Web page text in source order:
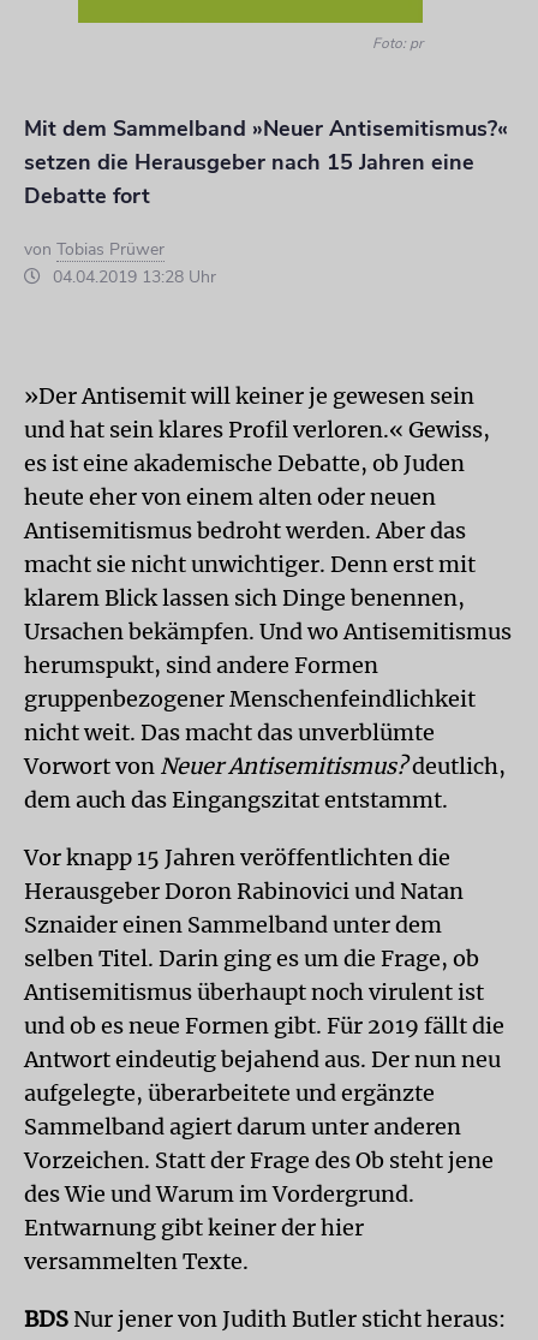
Foto: pr
Mit dem Sammelband »Neuer Antisemitismus?«
setzen die Herausgeber nach 15 Jahren eine
Debatte fort
von Tobias Prüwer
04.04.2019 13:28 Uhr
»Der Antisemit will keiner je gewesen sein
und hat sein klares Profil verloren.« Gewiss,
es ist eine akademische Debatte, ob Juden
heute eher von einem alten oder neuen
Antisemitismus bedroht werden. Aber das
macht sie nicht unwichtiger. Denn erst mit
klarem Blick lassen sich Dinge benennen,
Ursachen bekämpfen. Und wo Antisemitismus
herumspukt, sind andere Formen
gruppenbezogener Menschenfeindlichkeit
nicht weit. Das macht das unverblümte
Vorwort von Neuer Antisemitismus?deutlich,
dem auch das Eingangszitat entstammt.
Vor knapp 15 Jahren veröffentlichten die
Herausgeber Doron Rabinovici und Natan
Sznaider einen Sammelband unter dem
selben Titel. Darin ging es um die Frage, ob
Antisemitismus überhaupt noch virulent ist
und ob es neue Formen gibt. Für 2019 fällt die
Antwort eindeutig bejahend aus. Der nun neu
aufgelegte, überarbeitete und ergänzte
Sammelband agiert darum unter anderen
Vorzeichen. Statt der Frage des Ob steht jene
des Wie und Warum im Vordergrund.
Entwarnung gibt keiner der hier
versammelten Texte.
BDS Nur jener von Judith Butler sticht heraus: